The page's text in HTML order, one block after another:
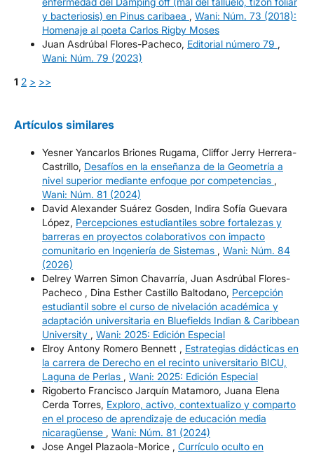
y bacteriosis) en Pinus caribaea , Wani: Núm. 73 (2018):
Homenaje al poeta Carlos Rigby Moses
Juan Asdrúbal Flores-Pacheco, Editorial número 79 ,
Wani: Núm. 79 (2023)
1 2 > >>
Artículos similares
Yesner Yancarlos Briones Rugama, Cliffor Jerry Herrera-
Castrillo, Desafíos en la enseñanza de la Geometría a
nivel superior mediante enfoque por competencias ,
Wani: Núm. 81 (2024)
David Alexander Suárez Gosden, Indira Sofía Guevara
López, Percepciones estudiantiles sobre fortalezas y
barreras en proyectos colaborativos con impacto
comunitario en Ingeniería de Sistemas , Wani: Núm. 84
(2026)
Delrey Warren Simon Chavarría, Juan Asdrúbal Flores-
Pacheco , Dina Esther Castillo Baltodano, Percepción
estudiantil sobre el curso de nivelación académica y
adaptación universitaria en Bluefields Indian & Caribbean
University , Wani: 2025: Edición Especial
Elroy Antony Romero Bennett , Estrategias didácticas en
la carrera de Derecho en el recinto universitario BICU,
Laguna de Perlas , Wani: 2025: Edición Especial
Rigoberto Francisco Jarquín Matamoro, Juana Elena
Cerda Torres, Exploro, activo, contextualizo y comparto
en el proceso de aprendizaje de educación media
nicaragüense , Wani: Núm. 81 (2024)
Jose Angel Plazaola-Morice , Currículo oculto en